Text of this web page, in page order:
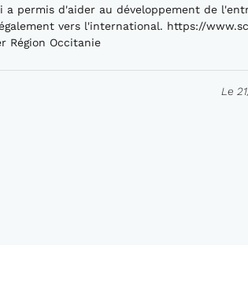
permis d'aider au développement de
vers l'international. https://
Région Occitanie
Le